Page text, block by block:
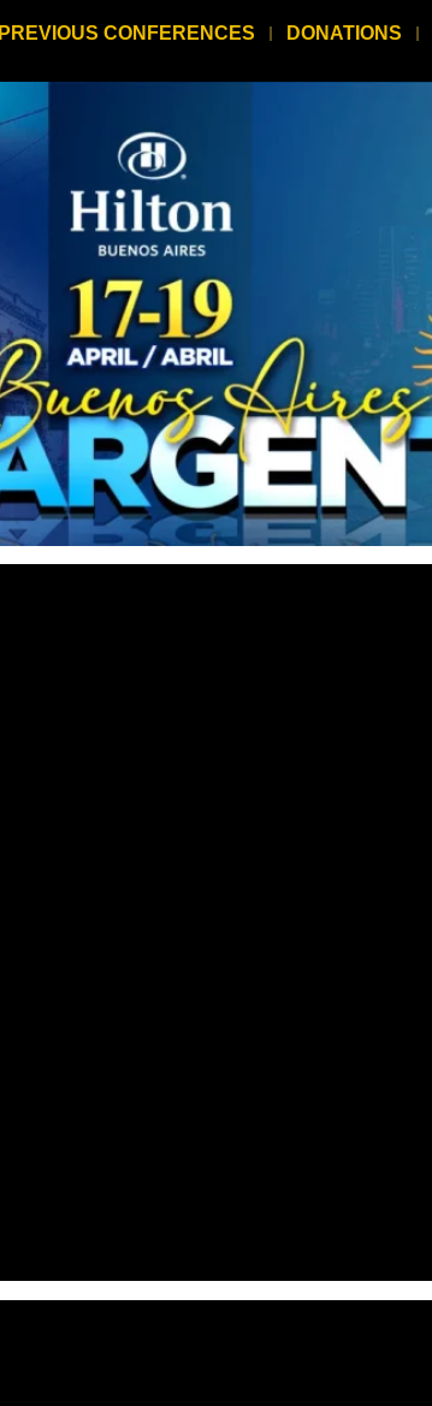
PREVIOUS CONFERENCES DONATIONS